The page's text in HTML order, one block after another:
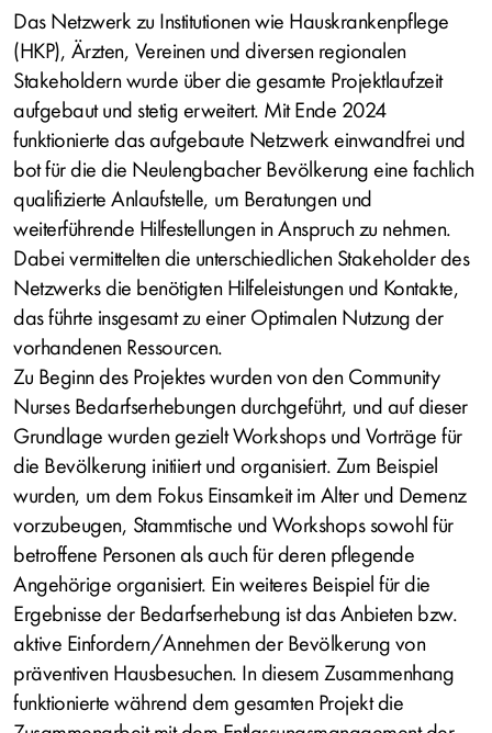
Das Netzwerk zu Institutionen wie Hauskrankenpflege
(HKP), Ärzten, Vereinen und diversen regionalen
Stakeholdern wurde über die gesamte Projektlaufzeit
aufgebaut und stetig erweitert. Mit Ende 2024
funktionierte das aufgebaute Netzwerk einwandfrei und
bot für die die Neulengbacher Bevölkerung eine fachlich
qualifizierte Anlaufstelle, um Beratungen und
weiterführende Hilfestellungen in Anspruch zu nehmen.
Dabei vermittelten die unterschiedlichen Stakeholder des
Netzwerks die benötigten Hilfeleistungen und Kontakte,
das führte insgesamt zu einer Optimalen Nutzung der
vorhandenen Ressourcen.
Zu Beginn des Projektes wurden von den Community
Nurses Bedarfserhebungen durchgeführt, und auf dieser
Grundlage wurden gezielt Workshops und Vorträge für
die Bevölkerung initiiert und organisiert. Zum Beispiel
wurden, um dem Fokus Einsamkeit im Alter und Demenz
vorzubeugen, Stammtische und Workshops sowohl für
betroffene Personen als auch für deren pflegende
Angehörige organisiert. Ein weiteres Beispiel für die
Ergebnisse der Bedarfserhebung ist das Anbieten bzw.
aktive Einfordern/Annehmen der Bevölkerung von
präventiven Hausbesuchen. In diesem Zusammenhang
funktionierte während dem gesamten Projekt die